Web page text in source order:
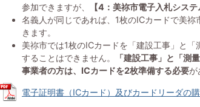
参加できますが、
【4：美祢市電子入札システ
名義人が同じであれば、1枚のICカードで美
きます。
美祢市では1枚のICカードを「建設工事」と
することはできません。
「建設工事」と「測
事業者の方は、ICカードを2枚準備する必要が
電子証明書（ICカード）及びカードリーダの